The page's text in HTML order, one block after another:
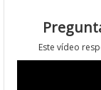
Este vídeo